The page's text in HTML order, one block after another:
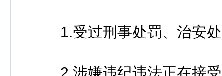
1.受过刑事处罚、治安处
2.涉嫌违纪违法正在接受